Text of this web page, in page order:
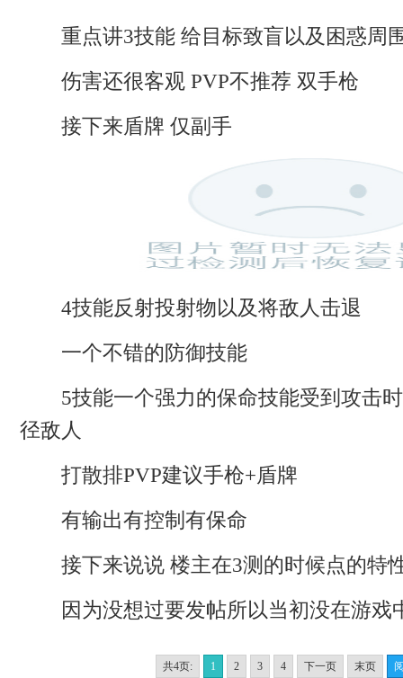
重点讲3技能 给目标致盲以及困惑周
伤害还很客观 PVP不推荐 双手枪
接下来盾牌 仅副手
4技能反射投射物以及将敌人击退
一个不错的防御技能
5技能一个强力的保命技能受到攻击时
径敌人
打散排PVP建议手枪+盾牌
有输出有控制有保命
接下来说说 楼主在3测的时候点的特
因为没想过要发帖所以当初没在游戏
共4页: 1 2 3 4 下一页 末页